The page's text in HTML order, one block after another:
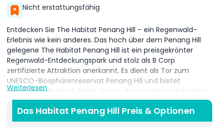
Nicht erstattungsfähig
Entdecken Sie The Habitat Penang Hill – ein Regenwald-
Erlebnis wie kein anderes. Das hoch über dem Penang Hill
gelegene The Habitat Penang Hill ist ein preisgekrönter
Regenwald-Entdeckungspark und stolz als B Corp
zertifizierte Attraktion anerkannt. Es dient als Tor zum
UNESCO-Biosphärenreservat Penang Hill und bietet
Besuchern die Möglichkeit, in eine der atemberaubendsten
Naturlandschaften Malaysias einzutauchen. Wandern Sie
entlang eines 1,6 Kilometer langen Naturpfades, umgeben
von uraltem Regenwald, wo Sie eine reiche Vielfalt an Flora
Weiterlesen
Das Habitat Penang Hill Preis & Optionen